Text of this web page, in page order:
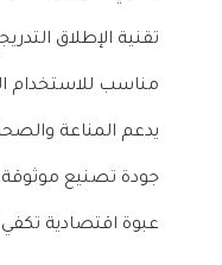
تقنية الإطلاق
مناسب للاستخدام
يدعم المناعة
جودة تصنيع موثوقة.
عبوة اقتصادية